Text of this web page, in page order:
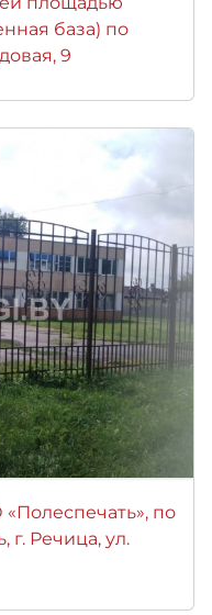
база) по
9
по
г. Речица, ул.